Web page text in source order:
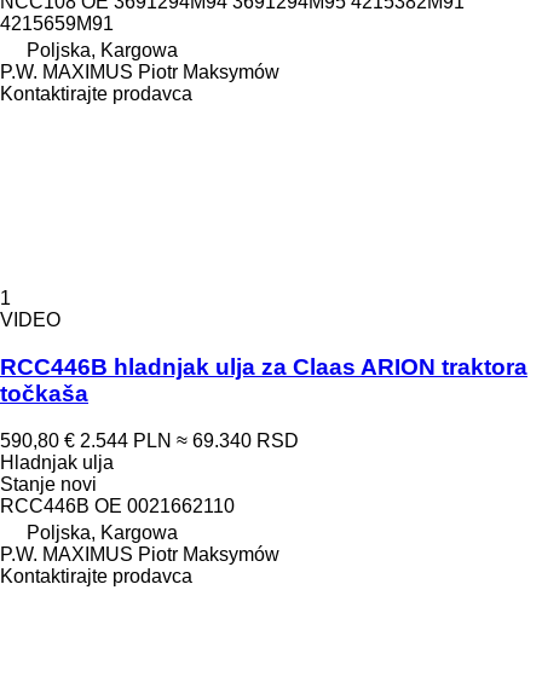
4215659M91
Poljska, Kargowa
P.W. MAXIMUS Piotr Maksymów
Kontaktirajte prodavca
1
VIDEO
RCC446B hladnjak ulja za Claas ARION traktora
točkaša
590,80 € 2.544 PLN ≈ 69.340 RSD
Hladnjak ulja
Stanje novi
RCC446B OE 0021662110
Poljska, Kargowa
P.W. MAXIMUS Piotr Maksymów
Kontaktirajte prodavca